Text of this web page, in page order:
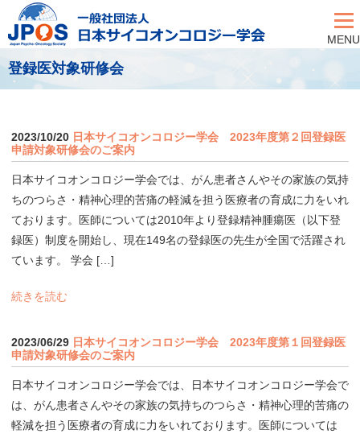
MENU
登録医対象研修会
2023/10/20 日本サイコオンコロジー学会 2023年度第２回登録医
申請対象研修会のご案内
日本サイコオンコロジー学会では、がん患者さんやその家族の気持
ちのつらさ・精神心理的苦痛の軽減を担う医療者の育成に力をいれ
ております。医師については2010年より登録精神腫瘍医（以下登
録医）制度を開始し、現在149名の登録医の先生が全国で活躍され
ています。 学会 […]
続きを読む
2023/06/29 日本サイコオンコロジー学会 2023年度第１回登録医
申請対象研修会のご案内
日本サイコオンコロジー学会では、日本サイコオンコロジー学会で
は、がん患者さんやその家族の気持ちのつらさ・精神心理的苦痛の
軽減を担う医療者の育成に力をいれております。医師については